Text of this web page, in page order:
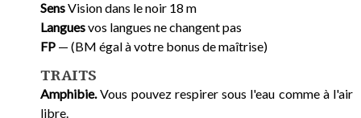
SensVision dans le noir 18 m
Languesvos langues ne changent pas
FP — (BM égal à votre bonus de maîtrise)
TRAITS
Amphibie.Vous pouvez respirer sous l'eau comme à l'air
libre.